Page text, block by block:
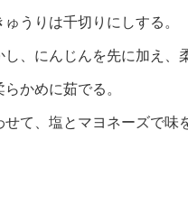
うりは千切りにしする。
、にんじんを先に加え、
かめに茹でる。
、塩とマヨネーズで味を